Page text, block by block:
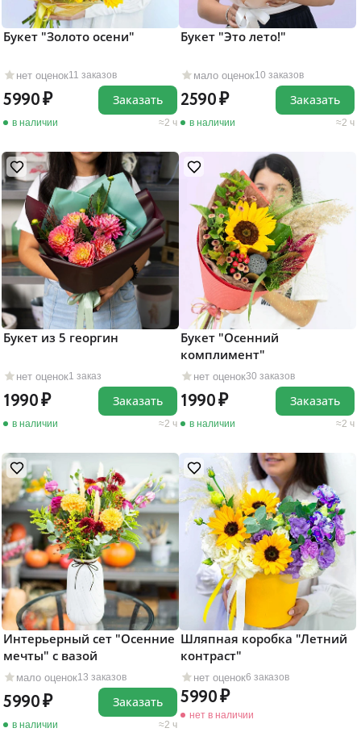
нет оценок11 заказов
Букет "Золото осени"
5990
в наличии 2 ч
Заказать
мало оценок10 заказов
Букет "Это лето!"
2590
в наличии 2 ч
Заказать
нет оценок1 заказ
Букет из 5 георгин
1990
в наличии 2 ч
Заказать
нет оценок30 заказов
Букет "Осенний
комплимент"
1990
в наличии 2 ч
Заказать
мало оценок13 заказов
Интерьерный сет "Осенние
мечты" с вазой
5990
в наличии 2 ч
Заказать
нет оценок6 заказов
Шляпная коробка "Летний
контраст"
5990
нет в наличии